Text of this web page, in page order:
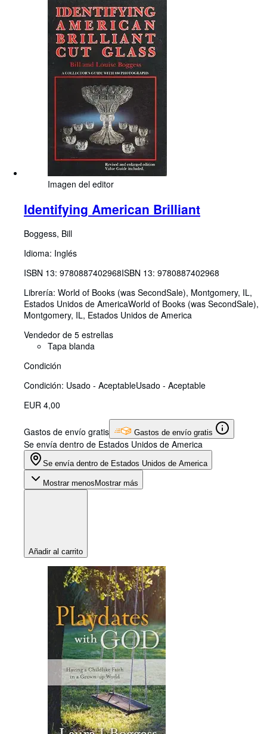
Imagen del editor
Identifying American Brilliant
Boggess, Bill
Idioma: Inglés
ISBN 13: 9780887402968ISBN 13: 9780887402968
Librería: World of Books (was SecondSale), Montgomery, IL,
Estados Unidos de AmericaWorld of Books (was SecondSale),
Montgomery, IL, Estados Unidos de America
Vendedor de 5 estrellas
Tapa blanda
Condición
Condición: Usado - AceptableUsado - Aceptable
EUR 4,00
Gastos de envío gratis Gastos de envío gratis
Se envía dentro de Estados Unidos de America
Se envía dentro de Estados Unidos de America
Mostrar menos Mostrar más
Añadir al carrito